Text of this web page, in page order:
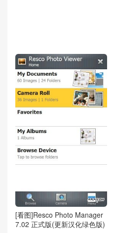
[看图]Resco Photo Manager
7.02 正式版(更新汉化绿色版)